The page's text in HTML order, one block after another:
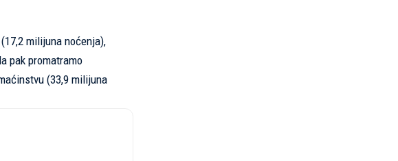
milijuna noćenja),
pak promatramo
(33,9 milijuna